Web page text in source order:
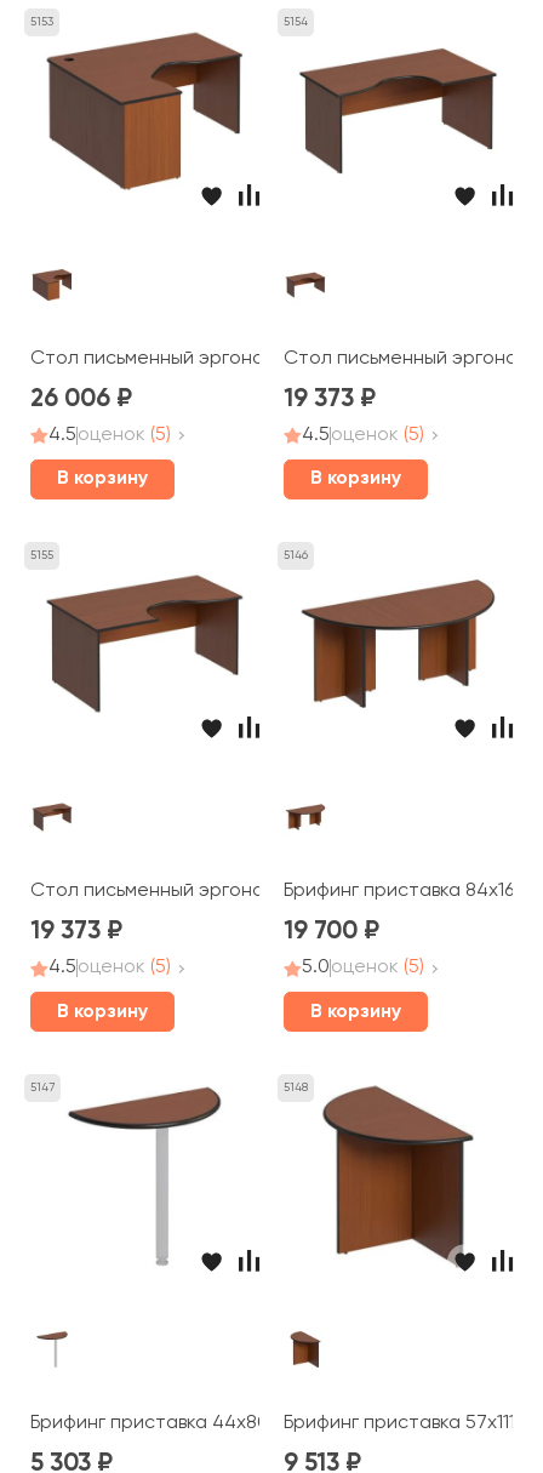
5153
Стол письменный эргономичный левый 160x140x75
26 006
4.5оценок (5)
В корзину
5154
Стол письменный
19 373
4.5оценок (5)
В корзину
5155
Стол письменный эргономичный левый 160x98x75 Дин-Р
19 373
4.5оценок (5)
В корзину
5146
Брифинг приставка
19 700
5.0оценок (5)
В корзину
5147
Брифинг приставка 44x80x2,5 Дин-Р
5 303
5148
Брифинг приставка
9 513